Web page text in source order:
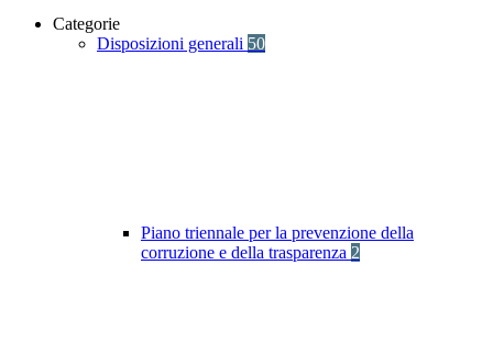
Categorie
Disposizioni generali 50
Piano triennale per la prevenzione della
corruzione e della trasparenza 2